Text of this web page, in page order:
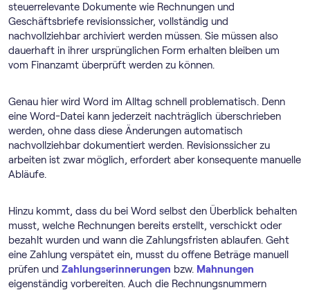
steuerrelevante Dokumente wie Rechnungen und
Geschäftsbriefe revisionssicher, vollständig und
nachvollziehbar archiviert werden müssen. Sie müssen also
dauerhaft in ihrer ursprünglichen Form erhalten bleiben um
vom Finanzamt überprüft werden zu können.
Genau hier wird Word im Alltag schnell problematisch. Denn
eine Word-Datei kann jederzeit nachträglich überschrieben
werden, ohne dass diese Änderungen automatisch
nachvollziehbar dokumentiert werden. Revisionssicher zu
arbeiten ist zwar möglich, erfordert aber konsequente manuelle
Abläufe.
Hinzu kommt, dass du bei Word selbst den Überblick behalten
musst, welche Rechnungen bereits erstellt, verschickt oder
bezahlt wurden und wann die Zahlungsfristen ablaufen. Geht
eine Zahlung verspätet ein, musst du offene Beträge manuell
prüfen und Zahlungserinnerungen bzw. Mahnungen
eigenständig vorbereiten. Auch die Rechnungsnummern